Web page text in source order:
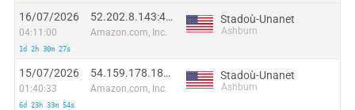
16/07/2026
04:11:00
1d 2h 30m 27s
52.202.8.143:47744
Amazon.com, Inc.
Stadoù-Unanet
Ashburn
15/07/2026
01:40:33
6d 23h 33m 54s
54.159.178.189:8912
Amazon.com, Inc.
Stadoù-Unanet
Ashburn